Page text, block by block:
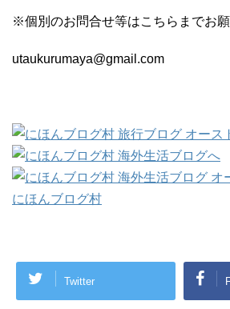
※個別のお問合せ等はこちらまでお
utaukurumaya@gmail.com
にほんブログ村
Twitter